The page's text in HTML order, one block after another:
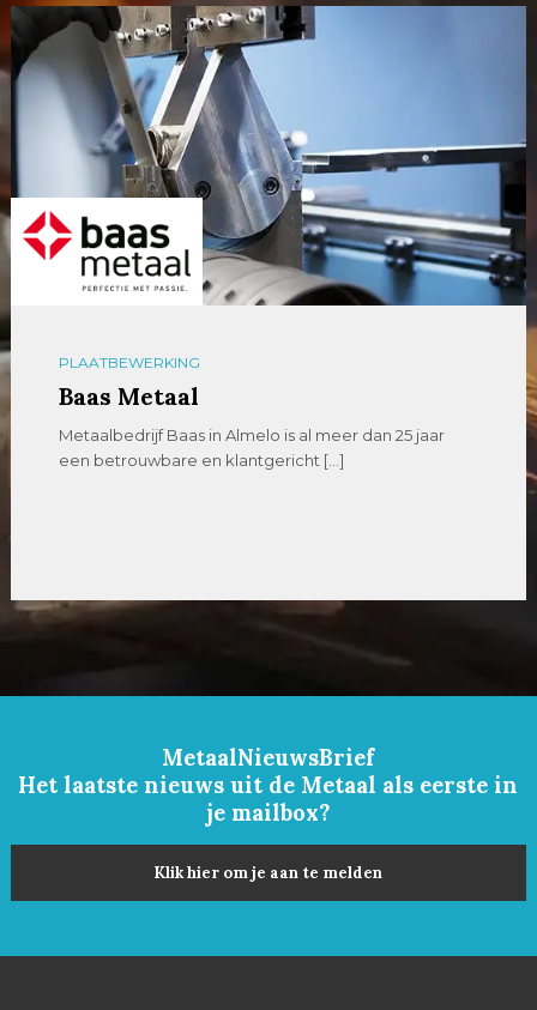
PLAATBEWERKING
Baas Metaal
Metaalbedrijf Baas in Almelo is al meer dan 25 jaar
een betrouwbare en klantgericht […]
MetaalNieuwsBrief
Het laatste nieuws uit de Metaal als eerste in
je mailbox?
Klik hier om je aan te melden